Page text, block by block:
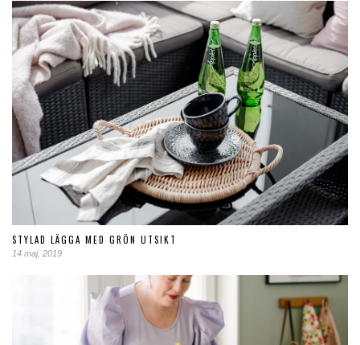
STYLAD LÄGGA MED GRÖN UTSIKT
14 maj, 2019